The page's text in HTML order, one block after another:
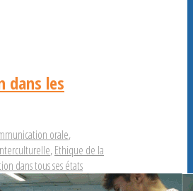
dans les
orale,
,Ethique de la
dans tous ses états